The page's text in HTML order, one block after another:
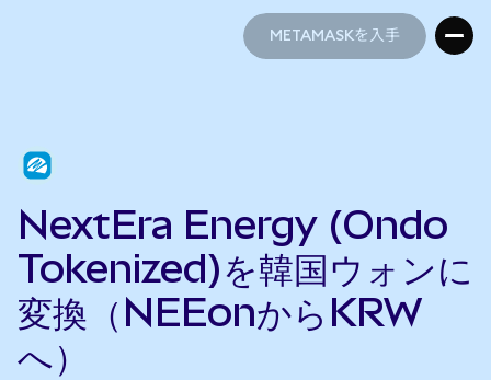
METAMASKを入手
NextEra Energy (Ondo
Tokenized)を韓国ウォンに
変換（NEEonからKRW
へ）